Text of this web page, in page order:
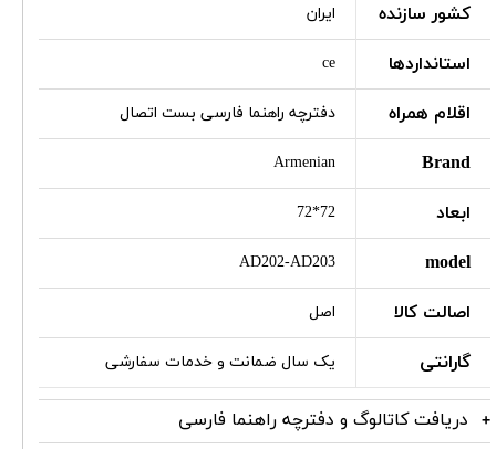
کشور سازنده ایران
استانداردها ce
اقلام همراه دفترچه راهنما فارسی بست اتصال
Brand
Armenian
ابعاد 72*72
model
AD202-AD203
اصالت کالا اصل
گارانتی یک سال ضمانت و خدمات سفارشی
دریافت کاتالوگ و دفترچه راهنما فارسی